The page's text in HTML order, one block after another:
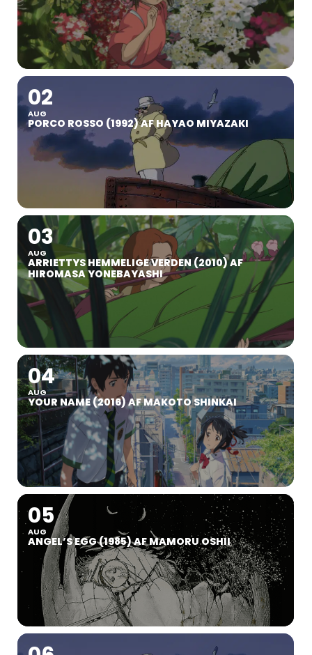
02
AUG
PORCO ROSSO (1992) AF HAYAO MIYAZAKI
03
AUG
ARRIETTYS HEMMELIGE VERDEN (2010) AF
HIROMASA YONEBAYASHI
04
AUG
YOUR NAME (2016) AF MAKOTO SHINKAI
05
AUG
ANGEL’S EGG (1985) AF MAMORU OSHII